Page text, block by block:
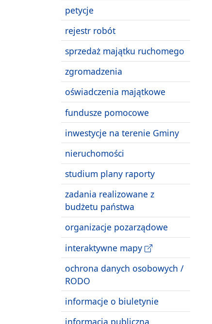
petycje
rejestr robót
sprzedaż majątku ruchomego
zgromadzenia
oświadczenia majątkowe
fundusze pomocowe
inwestycje na terenie Gminy
nieruchomości
studium plany raporty
zadania realizowane z
budżetu państwa
organizacje pozarządowe
interaktywne mapy
ochrona danych osobowych /
RODO
informacje o biuletynie